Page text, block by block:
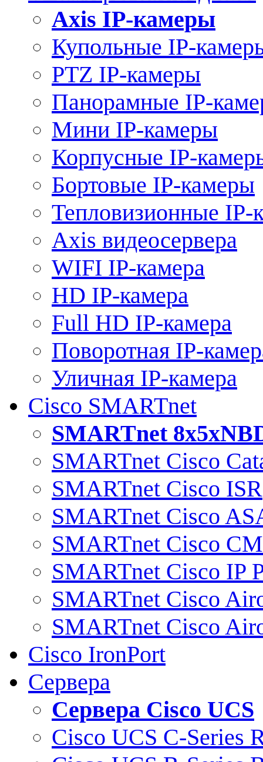
Axis IP-камеры
Купольные IP-
PTZ IP-камеры
Панорамные IP-
Мини IP-камеры
Корпусные IP-
Бортовые IP-камеры
Тепловизионные IP-
Axis видеосервера
WIFI IP-камера
HD IP-камера
Full HD IP-камера
Поворотная IP-
Уличная IP-камера
Cisco SMARTnet
SMARTnet
SMARTnet Cisco
SMARTnet Cisco ISR
SMARTnet Cisco
SMARTnet Cisco
SMARTnet Cisco IP
SMARTnet Cisco
SMARTnet Cisco
Cisco IronPort
Сервера
Сервера Cisco UCS
Cisco UCS C-Series